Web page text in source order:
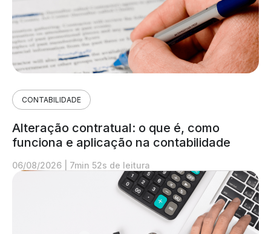
CONTABILIDADE
Alteração contratual: o que é, como
funciona e aplicação na contabilidade
06/08/2026 7min 52s de leitura